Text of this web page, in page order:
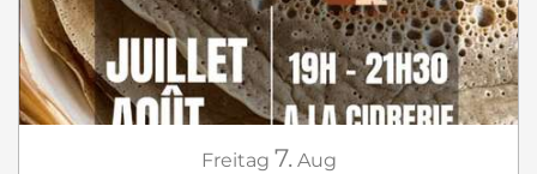
Freitag 7. Aug